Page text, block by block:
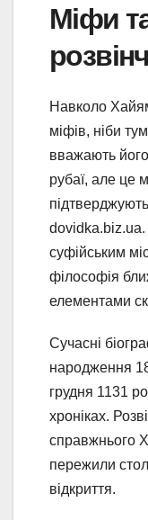
Міфи
Навколо
міфів, ніби
вважають
рубаї, але це
суфійським
філософія
елементами
Сучасні
народження
грудня 1131
хроніках.
справжнього
пережили
відкриття.